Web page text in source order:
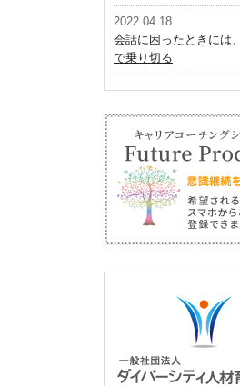
2022.04.18
会話に困ったときには
で乗り切る